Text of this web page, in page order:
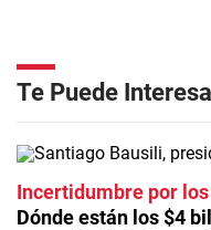
Te Puede
Incertidumbre por
Dónde están los $4